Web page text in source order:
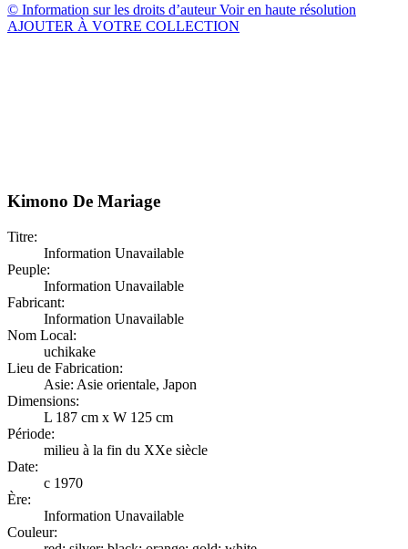
© Information sur les droits d’auteurVoir en haute résolution
AJOUTER À VOTRE COLLECTION
Kimono De Mariage
Titre:
Information Unavailable
Peuple:
Information Unavailable
Fabricant:
Information Unavailable
Nom Local:
uchikake
Lieu de Fabrication:
Asie: Asie orientale, Japon
Dimensions:
L 187 cm x W 125 cm
Période:
milieu à la fin du XXe siècle
Date:
c 1970
Ère:
Information Unavailable
Couleur: